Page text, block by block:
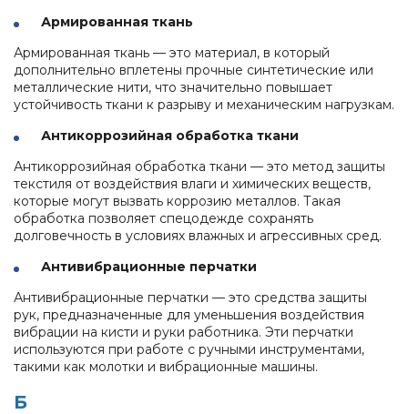
Армированная ткань
Армированная ткань — это материал, в который
дополнительно вплетены прочные синтетические или
металлические нити, что значительно повышает
устойчивость ткани к разрыву и механическим нагрузкам.
Антикоррозийная обработка ткани
Антикоррозийная обработка ткани — это метод защиты
текстиля от воздействия влаги и химических веществ,
которые могут вызвать коррозию металлов. Такая
обработка позволяет спецодежде сохранять
долговечность в условиях влажных и агрессивных сред.
Антивибрационные перчатки
Антивибрационные перчатки — это средства защиты
рук, предназначенные для уменьшения воздействия
вибрации на кисти и руки работника. Эти перчатки
используются при работе с ручными инструментами,
такими как молотки и вибрационные машины.
Б